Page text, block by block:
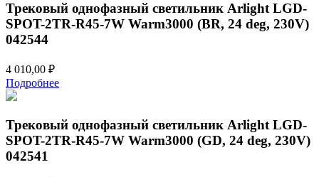
Трековый однофазный светильник Arlight LGD-
SPOT-2TR-R45-7W Warm3000 (BR, 24 deg, 230V)
042544
4 010,00 ₽
Подробнее
Трековый однофазный светильник Arlight LGD-
SPOT-2TR-R45-7W Warm3000 (GD, 24 deg, 230V)
042541